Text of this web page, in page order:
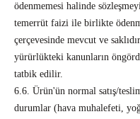
ödenmemesi halinde
temerrüt faizi ile birlikte
çerçevesinde mevcut ve
yürürlükteki kanunların
tatbik edilir.
6.6. Ürün'ün normal satış/
durumlar (hava muhalefeti,